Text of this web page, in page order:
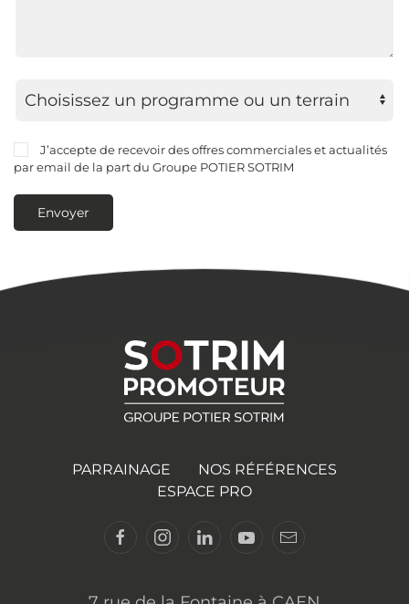
J’accepte de recevoir des offres commerciales et actualités
par email de la part du Groupe POTIER SOTRIM
Envoyer
PARRAINAGE
NOS RÉFÉRENCES
ESPACE PRO